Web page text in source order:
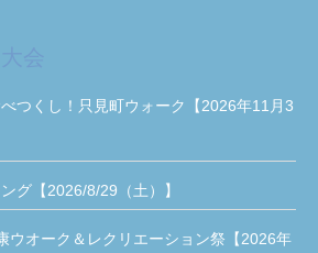
つくし！只見町ウォーク【2026年11月3
グ【2026/8/29（土）】
ウオーク＆レクリエーション祭【2026年